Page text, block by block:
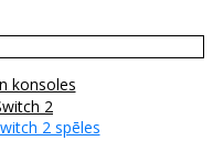
konsoles
2
2 spēles